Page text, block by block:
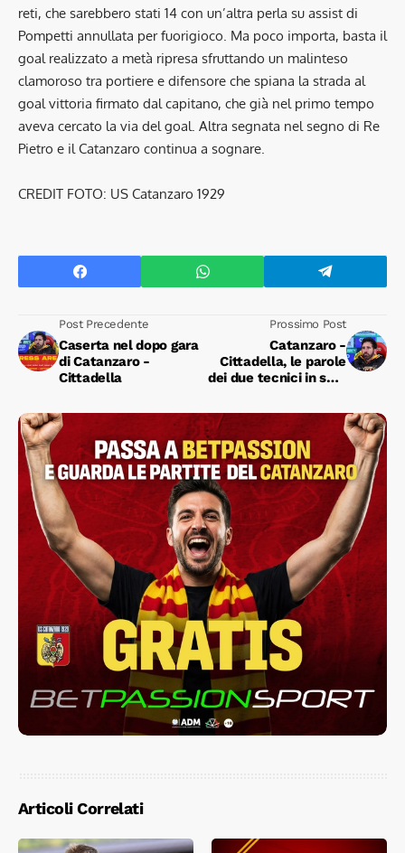
reti, che sarebbero stati 14 con un’altra perla su assist di
Pompetti annullata per fuorigioco. Ma poco importa, basta il
goal realizzato a metà ripresa sfruttando un malinteso
clamoroso tra portiere e difensore che spiana la strada al
goal vittoria firmato dal capitano, che già nel primo tempo
aveva cercato la via del goal. Altra segnata nel segno di Re
Pietro e il Catanzaro continua a sognare.
CREDIT FOTO: US Catanzaro 1929
Post Precedente
Caserta nel dopo gara
di Catanzaro -
Cittadella
Prossimo Post
Catanzaro -
Cittadella, le parole
dei due tecnici in sala
Articoli Correlati